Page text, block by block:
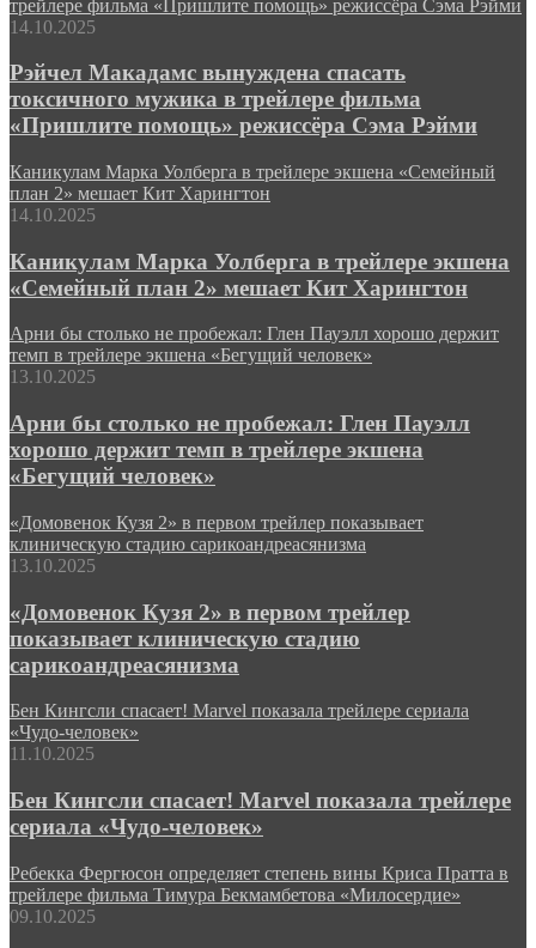
трейлере фильма «Пришлите помощь» режиссёра Сэма Рэйми
14.10.2025
Рэйчел Макадамс вынуждена спасать
токсичного мужика в трейлере фильма
«Пришлите помощь» режиссёра Сэма Рэйми
Каникулам Марка Уолберга в трейлере экшена «Семейный
план 2» мешает Кит Харингтон
14.10.2025
Каникулам Марка Уолберга в трейлере экшена
«Семейный план 2» мешает Кит Харингтон
Арни бы столько не пробежал: Глен Пауэлл хорошо держит
темп в трейлере экшена «Бегущий человек»
13.10.2025
Арни бы столько не пробежал: Глен Пауэлл
хорошо держит темп в трейлере экшена
«Бегущий человек»
«Домовенок Кузя 2» в первом трейлер показывает
клиническую стадию сарикоандреасянизма
13.10.2025
«Домовенок Кузя 2» в первом трейлер
показывает клиническую стадию
сарикоандреасянизма
Бен Кингсли спасает! Marvel показала трейлере сериала
«Чудо-человек»
11.10.2025
Бен Кингсли спасает! Marvel показала трейлере
сериала «Чудо-человек»
Ребекка Фергюсон определяет степень вины Криса Пратта в
трейлере фильма Тимура Бекмамбетова «Милосердие»
09.10.2025